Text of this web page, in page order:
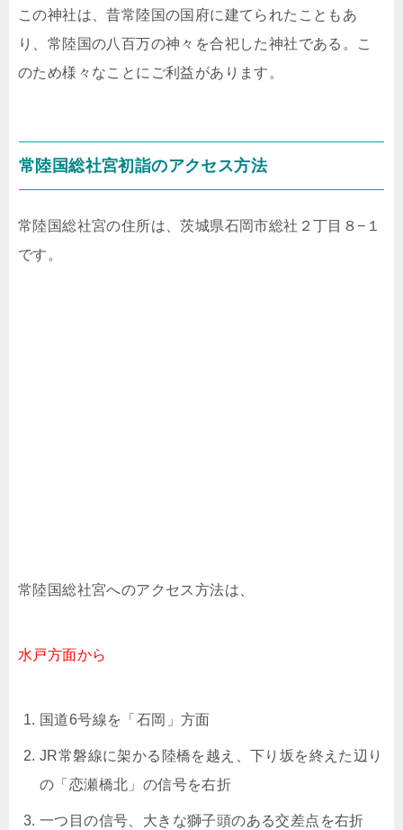
この神社は、昔常陸国の国府に建てられたこともあ
り、常陸国の八百万の神々を合祀した神社である。こ
のため様々なことにご利益があります。
常陸国総社宮初詣のアクセス方法
常陸国総社宮の住所は、茨城県石岡市総社２丁目８−１
です。
常陸国総社宮へのアクセス方法は、
水戸方面から
国道6号線を「石岡」方面
JR常磐線に架かる陸橋を越え、下り坂を終えた辺り
の「恋瀬橋北」の信号を右折
一つ目の信号、大きな獅子頭のある交差点を右折